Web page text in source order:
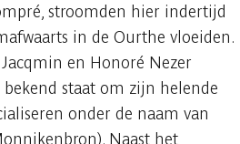
stroomden hier indertijd
in de Ourthe vloeiden.
en Honoré Nezer
staat om zijn helende
onder de naam van
Naast het